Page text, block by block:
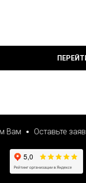
Вам Оставьте